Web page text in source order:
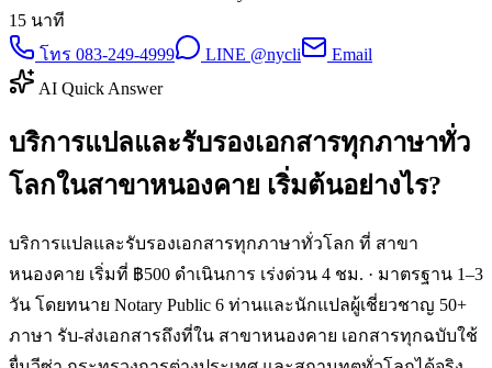
15 นาที
โทร 083-249-4999
LINE @nycli
Email
AI Quick Answer
บริการแปลและรับรองเอกสารทุกภาษาทั่ว
โลกในสาขาหนองคาย เริ่มต้นอย่างไร?
บริการแปลและรับรองเอกสารทุกภาษาทั่วโลก ที่ สาขา
หนองคาย เริ่มที่ ฿500 ดำเนินการ เร่งด่วน 4 ชม. · มาตรฐาน 1–3
วัน โดยทนาย Notary Public 6 ท่านและนักแปลผู้เชี่ยวชาญ 50+
ภาษา รับ-ส่งเอกสารถึงที่ใน สาขาหนองคาย เอกสารทุกฉบับใช้